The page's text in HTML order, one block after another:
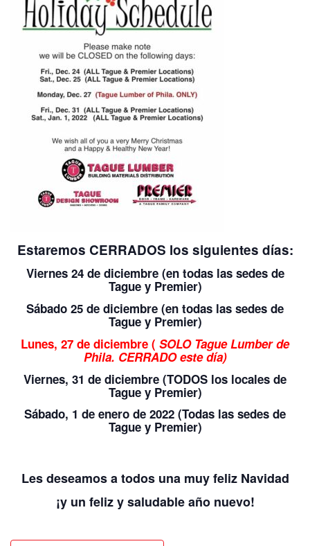
Estaremos CERRADOS los siguientes días:
Viernes 24 de diciembre (en todas las sedes de
Tague y Premier)
Sábado 25 de diciembre (en todas las sedes de
Tague y Premier)
Lunes, 27 de diciembre ( SOLO Tague Lumber de
Phila. CERRADO este día)
Viernes, 31 de diciembre (TODOS los locales de
Tague y Premier)
Sábado, 1 de enero de 2022 (Todas las sedes de
Tague y Premier)
Les deseamos a todos una muy feliz Navidad
¡y un feliz y saludable año nuevo!